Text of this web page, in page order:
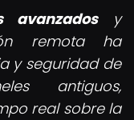
avanzadosy
remota ha
y seguridad de
antiguos,
real sobre la